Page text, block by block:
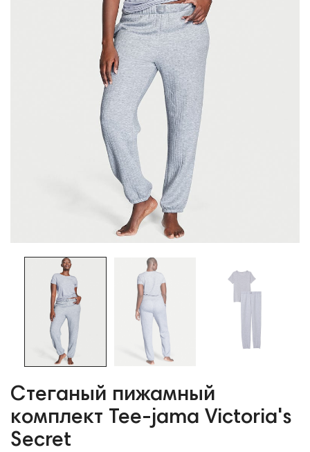
Стеганый пижамный
комплект Tee-jama Victoria's
Secret